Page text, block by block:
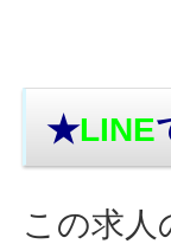
★LINE
この求人